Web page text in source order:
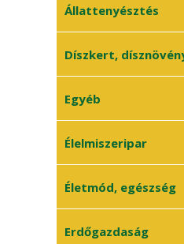
• Agrárgazdaságtan
• Finanszírozás
• Humánerőforrás
Agrárvállalkozás
Állattenyésztés
• Állategészségügy
• Baromfi
• Halászat
Méhészet
Sertés
Szarvasmarha
Általános
Díszkert,
Egyéb
Élelmiszeripar
Életmód, egészség
Erdőgazdaság